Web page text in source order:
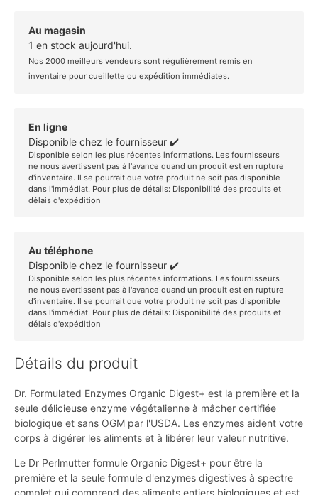
Au magasin
1 en stock aujourd'hui.
Nos 2000 meilleurs vendeurs sont régulièrement remis en
inventaire pour cueillette ou expédition immédiates.
En ligne
Disponible chez le fournisseur ✔️
Disponible selon les plus récentes informations. Les fournisseurs
ne nous avertissent pas à l'avance quand un produit est en rupture
d'inventaire. Il se pourrait que votre produit ne soit pas disponible
dans l'immédiat. Pour plus de détails: Disponibilité des produits et
délais d'expédition
Au téléphone
Disponible chez le fournisseur ✔️
Disponible selon les plus récentes informations. Les fournisseurs
ne nous avertissent pas à l'avance quand un produit est en rupture
d'inventaire. Il se pourrait que votre produit ne soit pas disponible
dans l'immédiat. Pour plus de détails: Disponibilité des produits et
délais d'expédition
Détails du produit
Dr. Formulated Enzymes Organic Digest+ est la première et la
seule délicieuse enzyme végétalienne à mâcher certifiée
biologique et sans OGM par l'USDA. Les enzymes aident votre
corps à digérer les aliments et à libérer leur valeur nutritive.
Le Dr Perlmutter formule Organic Digest+ pour être la
première et la seule formule d'enzymes digestives à spectre
complet qui comprend des aliments entiers biologiques et est